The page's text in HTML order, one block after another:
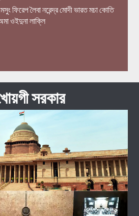
ফিরেপ লৈবা নরেন্দ্র মোদী ভারত মচা কোতি
ওইদুনা লাক্লি
সরকার